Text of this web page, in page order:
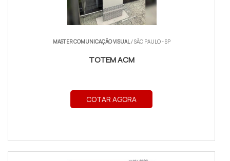
MASTER COMUNICAÇÃO VISUAL/ SÃO PAULO - SP
TOTEM ACM
COTAR AGORA